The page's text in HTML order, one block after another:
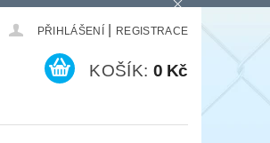
PŘIHLÁŠENÍ REGISTRACE
KOŠÍK: 0 Kč